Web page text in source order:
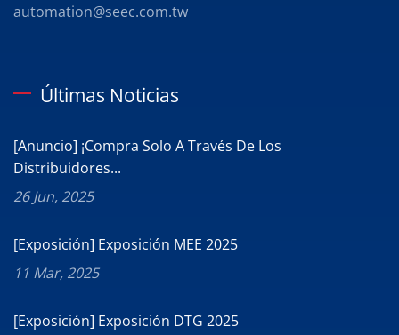
automation@seec.com.tw
Últimas Noticias
[Anuncio] ¡Compra Solo A Través De Los
Distribuidores...
26 Jun, 2025
[Exposición] Exposición MEE 2025
11 Mar, 2025
[Exposición] Exposición DTG 2025